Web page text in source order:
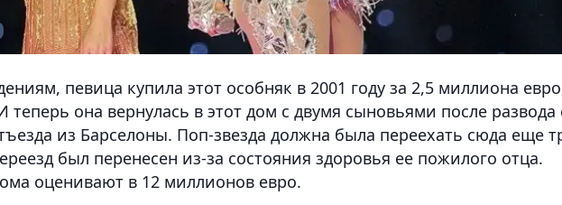
певица купила этот особняк в 2001 году за 2,5 миллиона
она вернулась в этот дом с двумя сыновьями после развода
из Барселоны. Поп-звезда должна была переехать сюда еще
был перенесен из-за состояния здоровья ее пожилого отца.
оценивают в 12 миллионов евро.